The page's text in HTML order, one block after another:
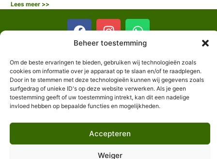
Beheer toestemming
Om de beste ervaringen te bieden, gebruiken wij technologieën zoals
cookies om informatie over je apparaat op te slaan en/of te raadplegen.
Door in te stemmen met deze technologieën kunnen wij gegevens zoals
surfgedrag of unieke ID's op deze website verwerken. Als je geen
toestemming geeft of uw toestemming intrekt, kan dit een nadelige
invloed hebben op bepaalde functies en mogelijkheden.
Accepteren
Weiger
Lees meer >>
Algemene voorwaarden
@ 2025 LaatZeLos
Alle rechten voorbehouden